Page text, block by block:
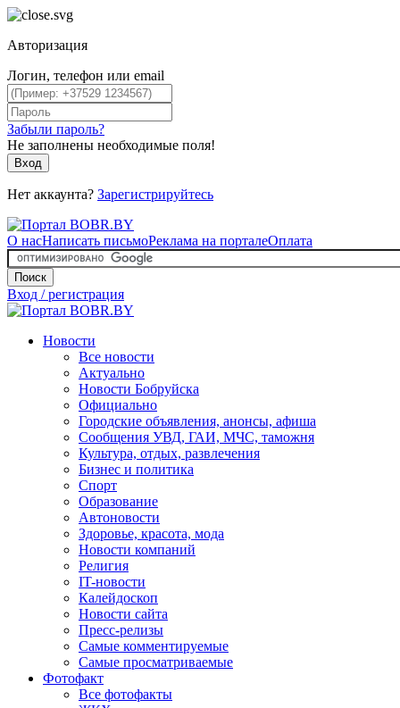
Авторизация
Логин, телефон или email
Забыли пароль?
Не заполнены необходимые поля!
Вход
Нет аккаунта? Зарегистрируйтесь
О насНаписать письмоРеклама на порталеОплата
Поиск
Вход / регистрация
Новости
Все новости
Актуально
Новости Бобруйска
Официально
Городские объявления, анонсы, афиша
Сообщения УВД, ГАИ, МЧС, таможня
Культура, отдых, развлечения
Бизнес и политика
Спорт
Образование
Автоновости
Здоровье, красота, мода
Новости компаний
Религия
IT-новости
Калейдоскоп
Новости сайта
Пресс-релизы
Самые комментируемые
Самые просматриваемые
Фотофакт
Все фотофакты